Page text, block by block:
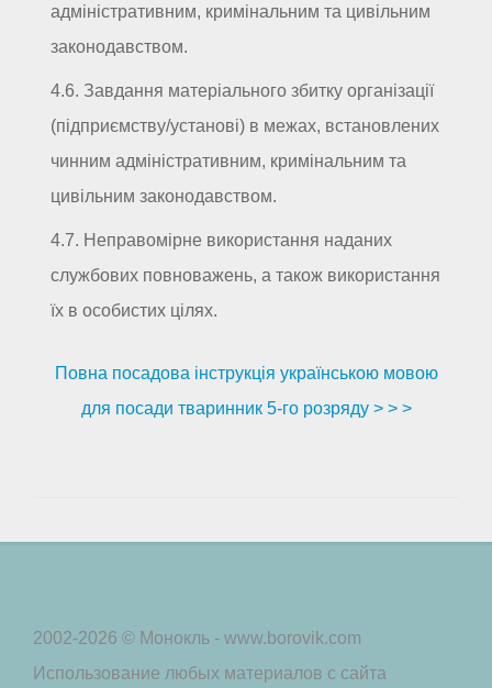
адміністративним, кримінальним та цивільним
законодавством.
4.6. Завдання матеріального збитку організації
(підприємству/установі) в межах, встановлених
чинним адміністративним, кримінальним та
цивільним законодавством.
4.7. Неправомірне використання наданих
службових повноважень, а також використання
їх в особистих цілях.
Повна посадова інструкція українською мовою
для посади тваринник 5-го розряду > > >
2002-2026 © Монокль - www.borovik.com
Использование любых материалов с сайта